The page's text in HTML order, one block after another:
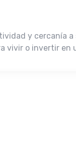
y cercanía
o invertir en